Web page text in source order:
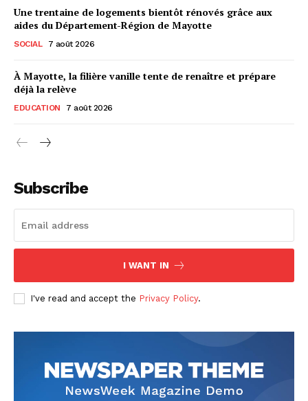
Une trentaine de logements bientôt rénovés grâce aux
aides du Département-Région de Mayotte
SOCIAL 7 août 2026
À Mayotte, la filière vanille tente de renaître et prépare
déjà la relève
EDUCATION 7 août 2026
Subscribe
I WANT IN
I've read and accept the Privacy Policy.